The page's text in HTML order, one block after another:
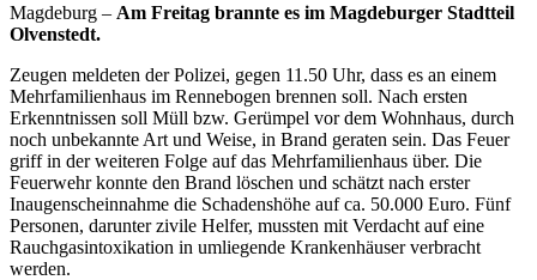
Magdeburg – Am Freitag brannte es im Magdeburger Stadtteil
Olvenstedt.
Zeugen meldeten der Polizei, gegen 11.50 Uhr, dass es an einem
Mehrfamilienhaus im Rennebogen brennen soll. Nach ersten
Erkenntnissen soll Müll bzw. Gerümpel vor dem Wohnhaus, durch
noch unbekannte Art und Weise, in Brand geraten sein. Das Feuer
griff in der weiteren Folge auf das Mehrfamilienhaus über. Die
Feuerwehr konnte den Brand löschen und schätzt nach erster
Inaugenscheinnahme die Schadenshöhe auf ca. 50.000 Euro. Fünf
Personen, darunter zivile Helfer, mussten mit Verdacht auf eine
Rauchgasintoxikation in umliegende Krankenhäuser verbracht
werden.